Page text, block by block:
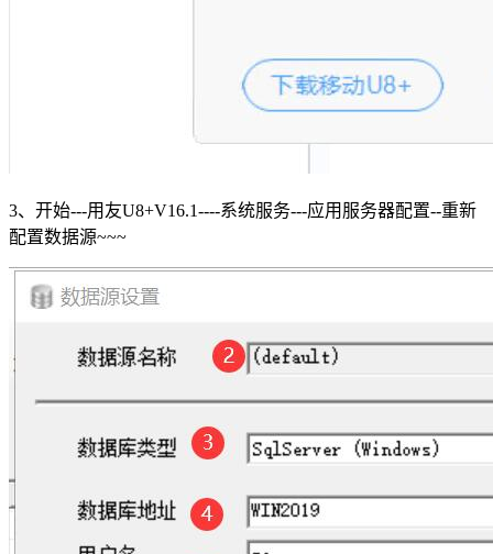
3、开始---用友U8+V16.1----系统服务---应用服务器配置--重新
配置数据源~~~